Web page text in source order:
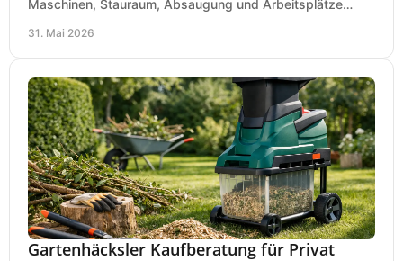
Maschinen, Stauraum, Absaugung und Arbeitsplätze
31. Mai 2026
Gartenhäcksler Kaufberatung für Privat